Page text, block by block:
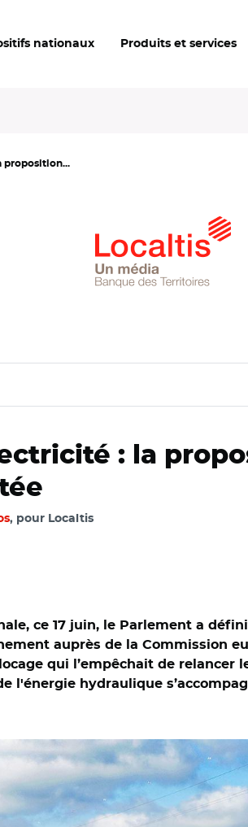
nationaux Produits et services
proposition...
: la
, pour Localtis
ce 17 juin, le Parlement a
auprès de la Commission
qui l’empêchait de relancer
l'énergie hydraulique